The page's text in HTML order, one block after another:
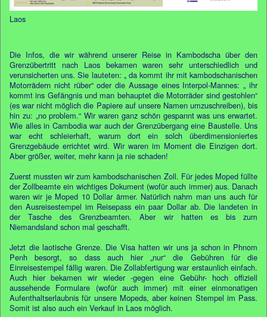
Laos
Die Infos, die wir während unserer Reise in Kambodscha über den
Grenzübertritt nach Laos bekamen waren sehr unterschiedlich und
verunsicherten uns. Sie lauteten: „ da kommt ihr mit kambodschanischen
Motorrädern nicht rüber“ oder die Aussage eines Interpol-Mannes: „ ihr
kommt ins Gefängnis und man behauptet die Motorräder sind gestohlen“
(es war nicht möglich die Papiere auf unsere Namen umzuschreiben), bis
hin zu: „no problem.“ Wir waren ganz schön gespannt was uns erwartet.
Wie alles in Cambodia war auch der Grenzübergang eine Baustelle. Uns
war echt schleierhaft, warum dort ein solch überdimensioniertes
Grenzgebäude errichtet wird. Wir waren im Moment die Einzigen dort.
Aber größer, weiter, mehr kann ja nie schaden!
Zuerst mussten wir zum kambodschanischen Zoll. Für jedes Moped füllte
der Zollbeamte ein wichtiges Dokument (wofür auch immer) aus. Danach
waren wir je Moped 10 Dollar ärmer. Natürlich nahm man uns auch für
den Ausreisestempel im Reisepass ein paar Dollar ab. Die landeten in
der Tasche des Grenzbeamten. Aber wir hatten es bis zum
Niemandsland schon mal geschafft.
Jetzt die laotische Grenze. Die Visa hatten wir uns ja schon in Phnom
Penh besorgt, so dass auch hier „nur“ die Gebühren für die
Einreisestempel fällig waren. Die Zollabfertigung war erstaunlich einfach.
Auch hier bekamen wir wieder -gegen eine Gebühr- hoch offiziell
aussehende Formulare (wofür auch immer) mit einer einmonatigen
Aufenthaltserlaubnis für unsere Mopeds, aber keinen Stempel im Pass.
Somit ist also auch ein Verkauf in Laos möglich.